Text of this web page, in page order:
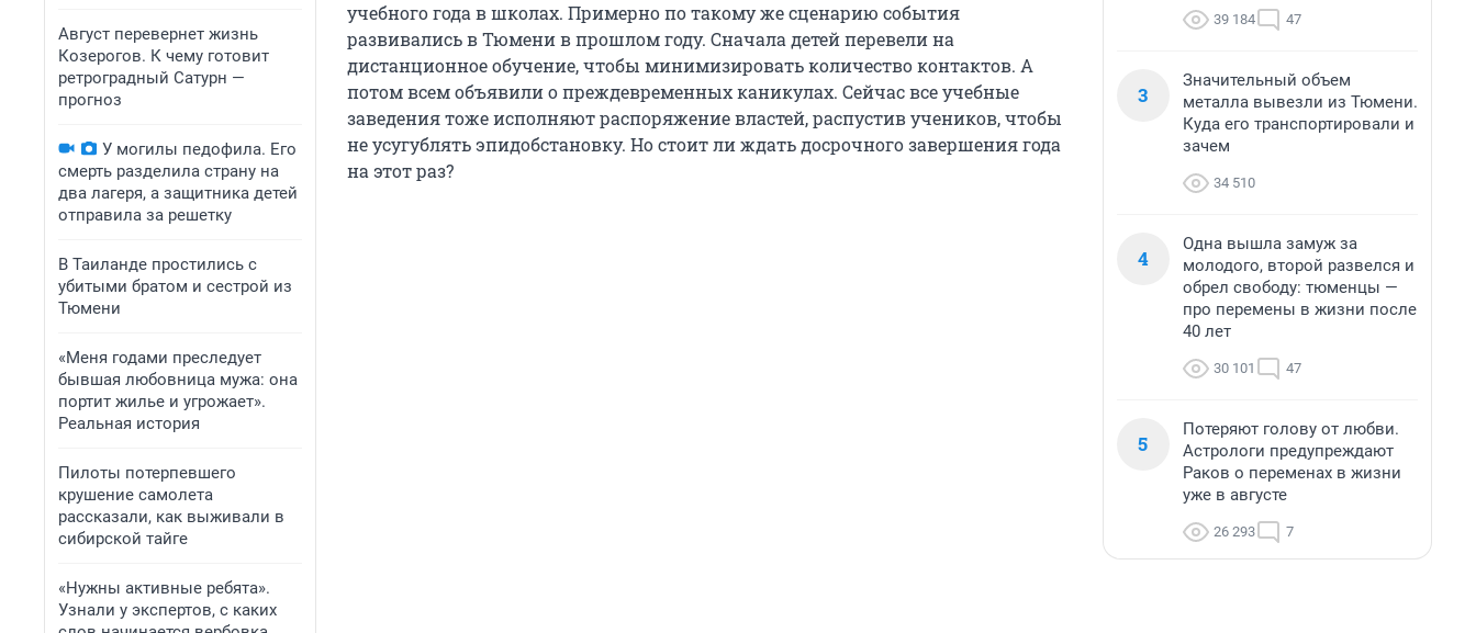
Август перевернет жизнь
Козерогов. К чему готовит
ретроградный Сатурн —
прогноз
У могилы педофила. Его
смерть разделила страну на
два лагеря, а защитника детей
отправила за решетку
В Таиланде простились с
убитыми братом и сестрой из
Тюмени
«Меня годами преследует
бывшая любовница мужа: она
портит жилье и угрожает».
Реальная история
Пилоты потерпевшего
крушение самолета
рассказали, как выживали в
сибирской тайге
«Нужны активные ребята».
Узнали у экспертов, с каких
учебного года в школах. Примерно по такому же сценарию события
развивались в Тюмени в прошлом году. Сначала детей перевели на
дистанционное обучение, чтобы минимизировать количество контактов. А
потом всем объявили о преждевременных каникулах. Сейчас все учебные
заведения тоже исполняют распоряжение властей, распустив учеников, чтобы
не усугублять эпидобстановку. Но стоит ли ждать досрочного завершения года
на этот раз?
39 184 47
3
Значительный объем
металла вывезли из Тюмени.
Куда его транспортировали и
зачем
34 510
4
Одна вышла замуж за
молодого, второй развелся и
обрел свободу: тюменцы —
про перемены в жизни после
40 лет
30 101 47
5
Потеряют голову от любви.
Астрологи предупреждают
Раков о переменах в жизни
уже в августе
26 293 7